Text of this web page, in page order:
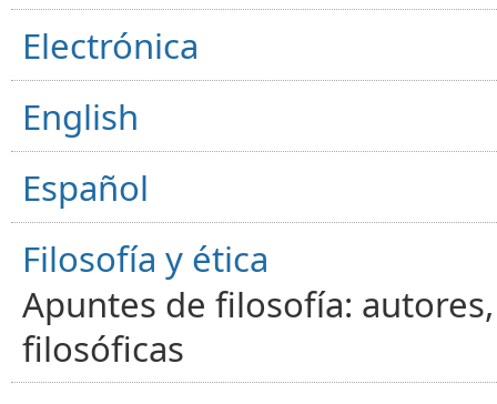
Electrónica
English
Español
Filosofía y ética
Apuntes de filosofía:
filosóficas